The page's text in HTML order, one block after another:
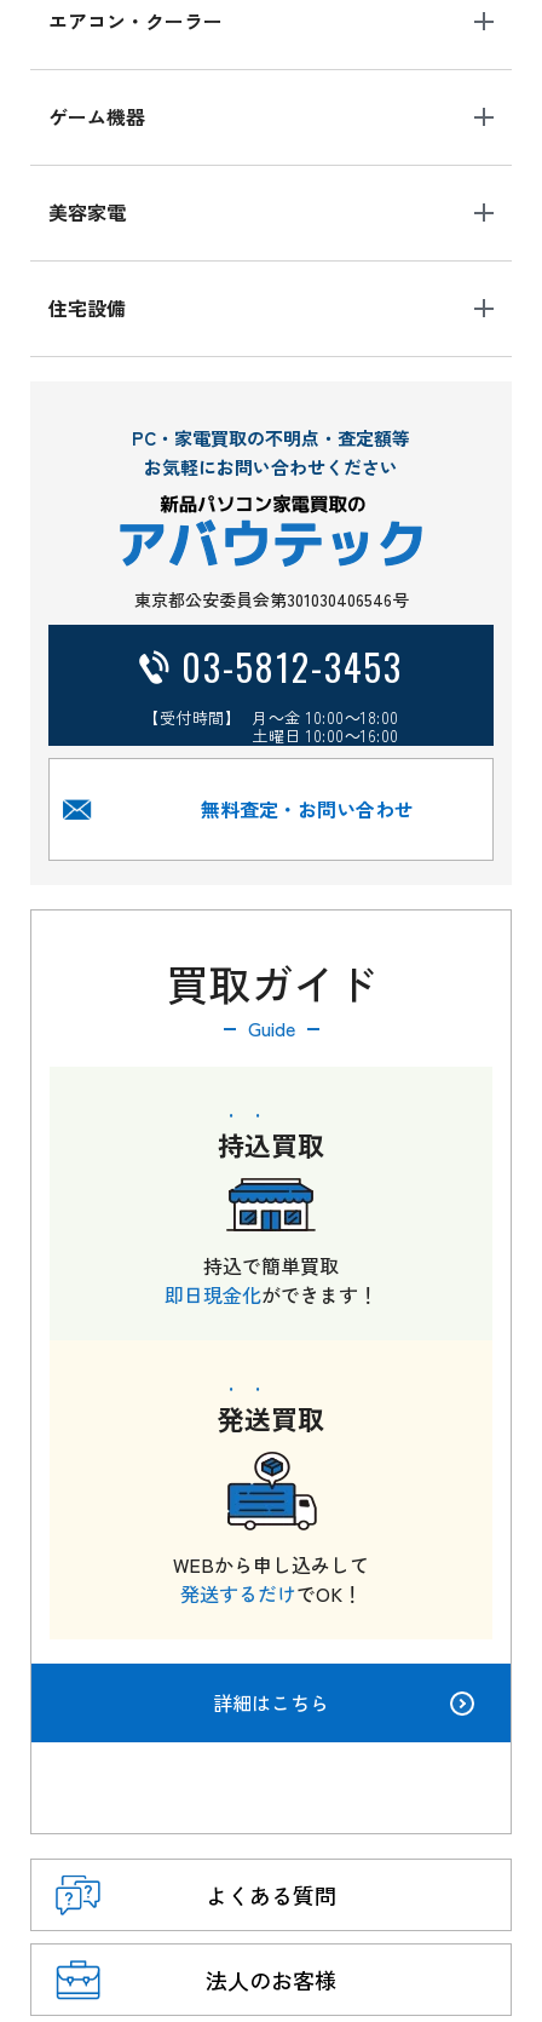
エアコン・クーラー
ゲーム機器
美容家電
住宅設備
PC・家電買取の不明点・査定額等
お気軽にお問い合わせください
東京都公安委員会第301030406546号
03-5812-3453
【受付時間】 月～金 10:00～18:00
土曜日 10:00～16:00
無料査定・お問い合わせ
買取ガイド
Guide
持込買取
持込で簡単買取
即日現金化ができます！
発送買取
WEBから申し込みして
発送するだけでOK！
詳細はこちら
よくある質問
法人のお客様